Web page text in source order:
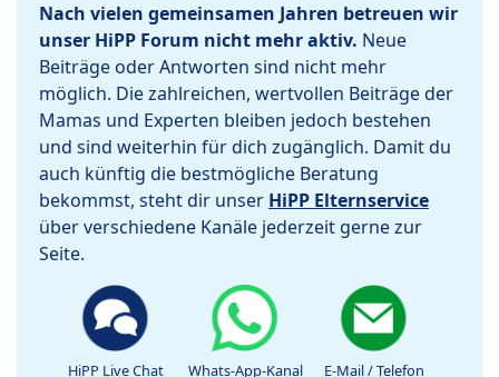
Nach vielen gemeinsamen Jahren betreuen wir
unser HiPP Forum nicht mehr aktiv. Neue
Beiträge oder Antworten sind nicht mehr
möglich. Die zahlreichen, wertvollen Beiträge der
Mamas und Experten bleiben jedoch bestehen
und sind weiterhin für dich zugänglich. Damit du
auch künftig die bestmögliche Beratung
bekommst, steht dir unser HiPP Elternservice
über verschiedene Kanäle jederzeit gerne zur
Seite.
HiPP Live Chat Whats-App-Kanal E-Mail / Telefon